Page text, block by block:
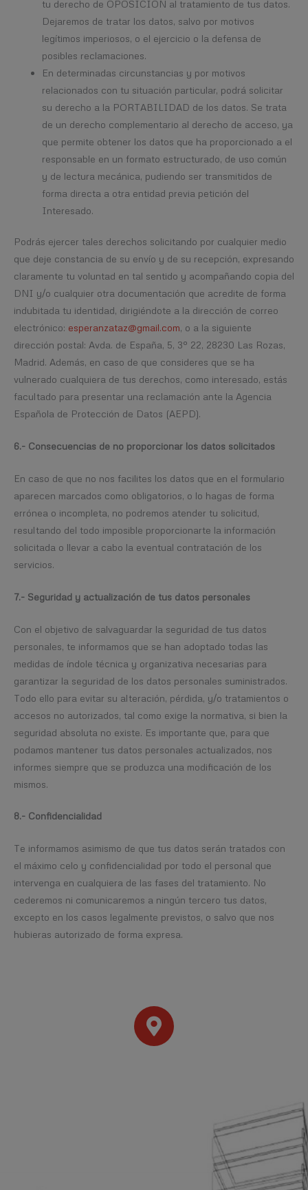
tu derecho de OPOSICIÓN al tratamiento de tus datos.
Dejaremos de tratar los datos, salvo por motivos
legítimos imperiosos, o el ejercicio o la defensa de
posibles reclamaciones.
En determinadas circunstancias y por motivos
relacionados con tu situación particular, podrá solicitar
su derecho a la PORTABILIDAD de los datos. Se trata
de un derecho complementario al derecho de acceso, ya
que permite obtener los datos que ha proporcionado a el
responsable en un formato estructurado, de uso común
y de lectura mecánica, pudiendo ser transmitidos de
forma directa a otra entidad previa petición del
Interesado.
Podrás ejercer tales derechos solicitando por cualquier medio
que deje constancia de su envío y de su recepción, expresando
claramente tu voluntad en tal sentido y acompañando copia del
DNI y/o cualquier otra documentación que acredite de forma
indubitada tu identidad, dirigiéndote a la dirección de correo
electrónico: esperanzataz@gmail.com, o a la siguiente
dirección postal: Avda. de España, 5, 3º 22, 28230 Las Rozas,
Madrid. Además, en caso de que consideres que se ha
vulnerado cualquiera de tus derechos, como interesado, estás
facultado para presentar una reclamación ante la Agencia
Española de Protección de Datos (AEPD).
6.- Consecuencias de no proporcionar los datos solicitados
En caso de que no nos facilites los datos que en el formulario
aparecen marcados como obligatorios, o lo hagas de forma
errónea o incompleta, no podremos atender tu solicitud,
resultando del todo imposible proporcionarte la información
solicitada o llevar a cabo la eventual contratación de los
servicios.
7.- Seguridad y actualización de tus datos personales
Con el objetivo de salvaguardar la seguridad de tus datos
personales, te informamos que se han adoptado todas las
medidas de índole técnica y organizativa necesarias para
garantizar la seguridad de los datos personales suministrados.
Todo ello para evitar su alteración, pérdida, y/o tratamientos o
accesos no autorizados, tal como exige la normativa, si bien la
seguridad absoluta no existe. Es importante que, para que
podamos mantener tus datos personales actualizados, nos
informes siempre que se produzca una modificación de los
mismos.
8.- Confidencialidad
Te informamos asimismo de que tus datos serán tratados con
el máximo celo y confidencialidad por todo el personal que
intervenga en cualquiera de las fases del tratamiento. No
cederemos ni comunicaremos a ningún tercero tus datos,
excepto en los casos legalmente previstos, o salvo que nos
hubieras autorizado de forma expresa.